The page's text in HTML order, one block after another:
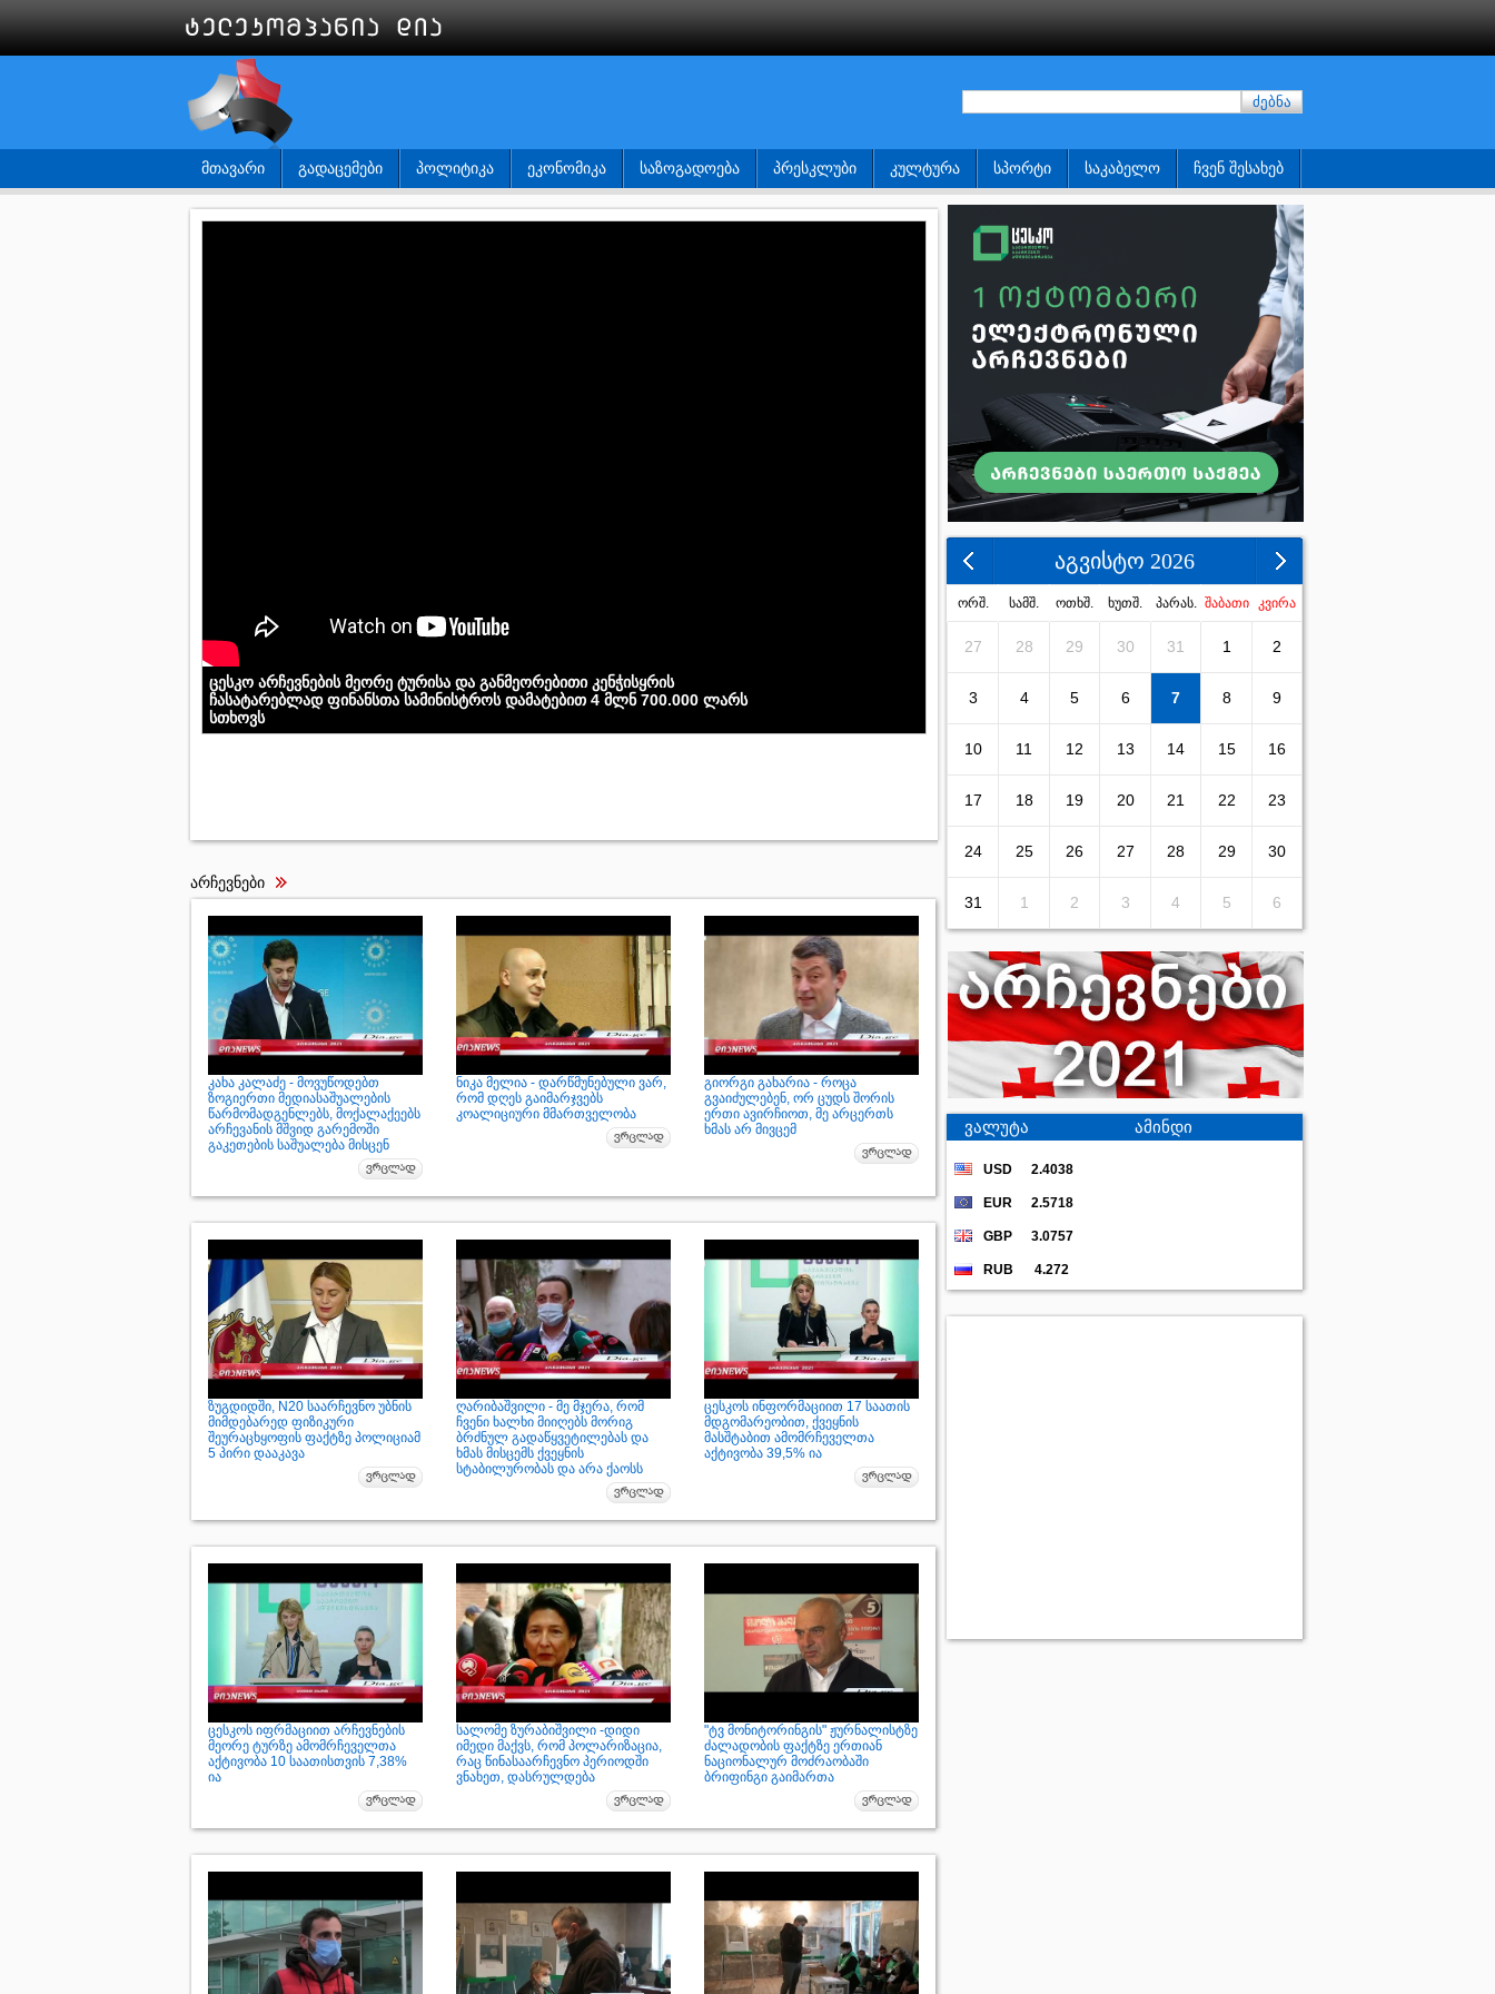
ძებნა
ᲛᲗᲐᲕᲐᲠᲘ ᲒᲐᲓᲐᲪᲔᲛᲔᲑᲘ ᲞᲝᲚᲘᲢᲘᲙᲐ ᲔᲙᲝᲜᲝᲛᲘᲙᲐ ᲡᲐᲖᲝᲒᲐᲓᲝᲔᲑᲐ ᲞᲠᲔᲡᲙᲚᲣᲑᲘ ᲙᲣᲚᲢᲣᲠᲐ ᲡᲞᲝᲠᲢᲘ ᲡᲐᲙᲐᲑᲔᲚᲝ ᲩᲕᲔᲜ ᲨᲔᲡᲐᲮᲔᲑ
ცესკო არჩევნების მეორე ტურისა და განმეორებითი კენჭისყრის
ჩასატარებლად ფინანსთა სამინისტროს დამატებით 4 მლნ 700.000 ლარს
სთხოვს
არჩევნები
კახა კალაძე - მოვუწოდებთ
ზოგიერთი მედიასაშუალების
წარმომადგენლებს, მოქალაქეებს
არჩევანის მშვიდ გარემოში
გაკეთების საშუალება მისცენ
ნიკა მელია - დარწმუნებული ვარ,
რომ დღეს გაიმარჯვებს
კოალიციური მმართველობა
გიორგი გახარია - როცა
გვაიძულებენ, ორ ცუდს შორის
ერთი ავირჩიოთ, მე არცერთს
ხმას არ მივცემ
ზუგდიდში, N20 საარჩევნო უბნის
მიმდებარედ ფიზიკური
შეურაცხყოფის ფაქტზე პოლიციამ
5 პირი დააკავა
ღარიბაშვილი - მე მჯერა, რომ
ჩვენი ხალხი მიიღებს მორიგ
ბრძნულ გადაწყვეტილებას და
ხმას მისცემს ქვეყნის
სტაბილურობას და არა ქაოსს
ცესკოს ინფორმაციით 17 საათის
მდგომარეობით, ქვეყნის
მასშტაბით ამომრჩეველთა
აქტივობა 39,5% ია
ცესკოს იფრმაციით არჩევნების
მეორე ტურზე ამომრჩეველთა
აქტივობა 10 საათისთვის 7,38%
ია
სალომე ზურაბიშვილი -დიდი
იმედი მაქვს, რომ პოლარიზაცია,
რაც წინასაარჩევნო პერიოდში
ვნახეთ, დასრულდება
"ტვ მონიტორინგის" ჟურნალისტზე
ძალადობის ფაქტზე ერთიან
ნაციონალურ მოძრაობაში
ბრიფინგი გაიმართა
აგვისტო 2026
ორშ. სამშ. ოთხშ. ხუთშ. პარას. შაბათი კვირა
27 28 29 30 31 1 2
3 4 5 6 7 8 9
10 11 12 13 14 15 16
17 18 19 20 21 22 23
24 25 26 27 28 29 30
31 1 2 3 4 5 6
ვალუტა ამინდი
USD 2.4038
EUR 2.5718
GBP 3.0757
RUB 4.272